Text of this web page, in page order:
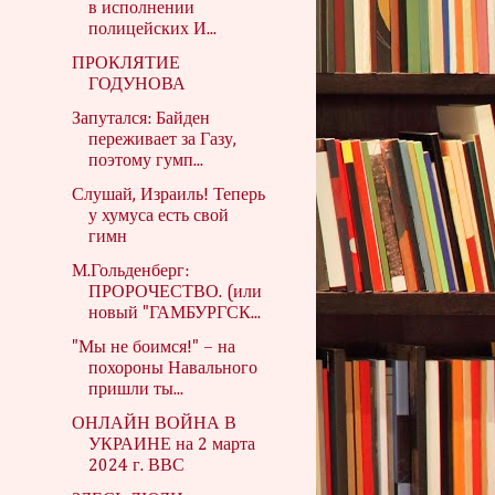
в исполнении
полицейских И...
ПРОКЛЯТИЕ
ГОДУНОВА
Запутался: Байден
переживает за Газу,
поэтому гумп...
Слушай, Израиль! Теперь
у хумуса есть свой
гимн
М.Гольденберг:
ПРОРОЧЕСТВО. (или
новый "ГАМБУРГСК...
"Мы не боимся!" – на
похороны Навального
пришли ты...
ОНЛАЙН ВОЙНА В
УКРАИНЕ на 2 марта
2024 г. ВВС